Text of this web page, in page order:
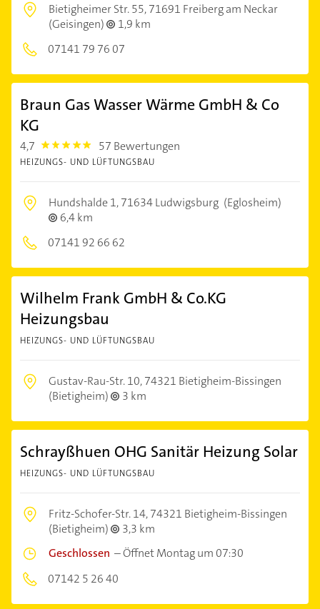
Bietigheimer Str. 55,71691 Freiberg am Neckar
(Geisingen)
1,9 km
07141 79 76 07
Braun Gas Wasser Wärme GmbH & Co
KG
4,7 4.7000003 57 Bewertungen
HEIZUNGS- UND LÜFTUNGSBAU
Hundshalde 1,71634 Ludwigsburg (Eglosheim)
6,4 km
07141 92 66 62
Wilhelm Frank GmbH & Co.KG
Heizungsbau
HEIZUNGS- UND LÜFTUNGSBAU
Gustav-Rau-Str. 10,74321 Bietigheim-Bissingen
(Bietigheim)
3 km
Schrayßhuen OHG Sanitär Heizung Solar
HEIZUNGS- UND LÜFTUNGSBAU
Fritz-Schofer-Str. 14,74321 Bietigheim-Bissingen
(Bietigheim)
3,3 km
Geschlossen –Öffnet Montag um 07:30
07142 5 26 40